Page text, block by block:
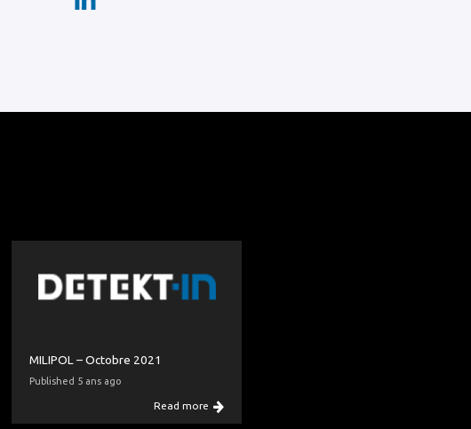
MILIPOL – Octobre 2021
Published 5 ans ago
Read more